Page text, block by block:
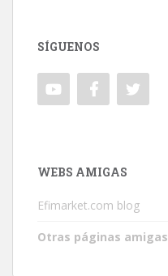
SÍGUENOS
WEBS AMIGAS
Efimarket.com blog
Otras páginas amigas